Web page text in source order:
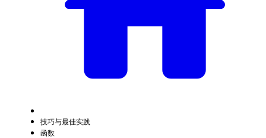
技巧与最佳实践
函数